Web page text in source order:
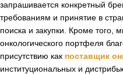
запрашивается конкретный
требованиям и принятие в
поиска и закупки. Кроме того,
онкологического портфеля
присутствию как поставщик
институциональных и